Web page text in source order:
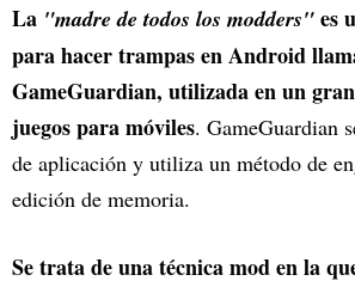
La "madre de todos los modders" es
para hacer trampas en Android
GameGuardian, utilizada en un
juegos para móviles. GameGuardian
de aplicación y utiliza un método de
edición de memoria.
Se trata de una técnica mod en la